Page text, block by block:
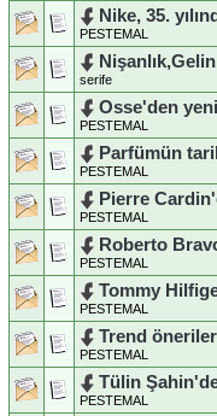
Nike, 35.
PESTEMAL
serife
Osse'den
PESTEMAL
Parfümün
PESTEMAL
Pierre
PESTEMAL
Roberto
PESTEMAL
Tommy
PESTEMAL
Trend
PESTEMAL
Tülin
PESTEMAL